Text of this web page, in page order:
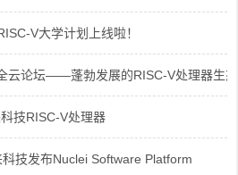
V大学计划上线啦！
云论坛——蓬勃发展的RISC-V处理器生态
技RISC-V处理器
技发布Nuclei Software Platform